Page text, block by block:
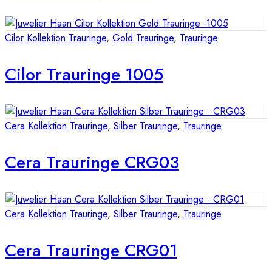
Cilor Kollektion Trauringe, Gold Trauringe, Trauringe
Cilor Trauringe 1005
Cera Kollektion Trauringe, Silber Trauringe, Trauringe
Cera Trauringe CRG03
Cera Kollektion Trauringe, Silber Trauringe, Trauringe
Cera Trauringe CRG01